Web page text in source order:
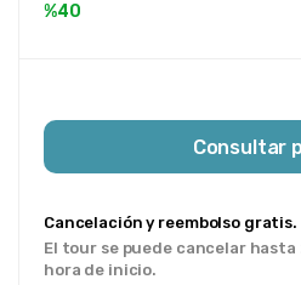
%40
Consultar
Cancelación y reembolso gratis.
El tour se puede cancelar
hora de inicio.